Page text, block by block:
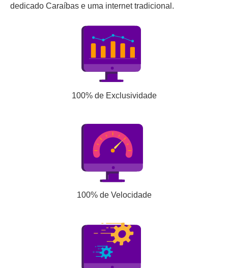
dedicado Caraíbas e uma internet tradicional.
100% de Exclusividade
100% de Velocidade